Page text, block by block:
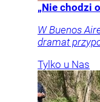
„Nie chodzi
W Buenos
dramat
Tylko u Nas